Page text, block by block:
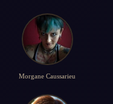
Morgane Caussarieu